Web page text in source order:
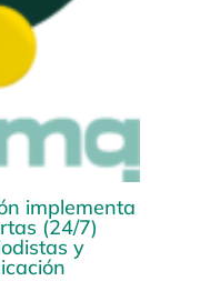
implementa
(24/7)
y